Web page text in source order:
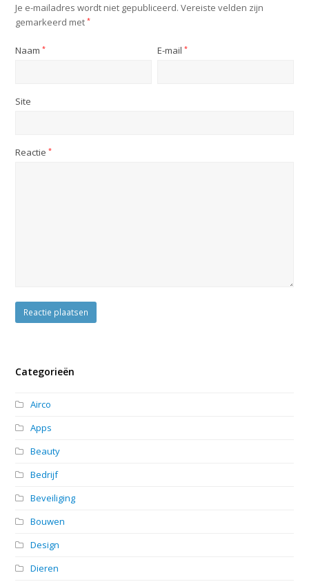
Je e-mailadres wordt niet gepubliceerd. Vereiste velden zijn
gemarkeerd met*
Naam* E-mail*
Site
Reactie*
Categorieën
Airco
Apps
Beauty
Bedrijf
Beveiliging
Bouwen
Design
Dieren